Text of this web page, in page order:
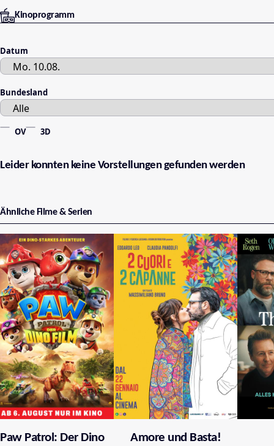
Kinoprogramm
Datum
Bundesland
OV 3D
Leider konnten keine Vorstellungen gefunden werden
Ähnliche Filme & Serien
Paw Patrol: Der Dino
Amore und Basta!